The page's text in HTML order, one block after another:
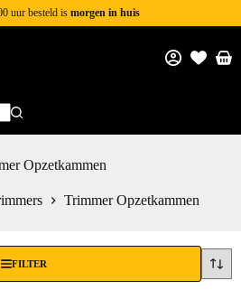
uur besteld is morgen in huis
Opzetkammen
Trimmer Opzetkammen
FILTER